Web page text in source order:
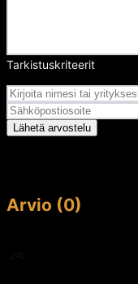
Tarkistuskriteerit
Lähetä arvostelu
Arvio (0)